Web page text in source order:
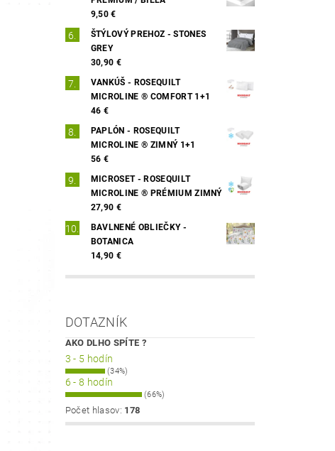
9,50 €
ŠTÝLOVÝ PREHOZ - STONES
GREY
30,90 €
VANKÚŠ - ROSEQUILT
MICROLINE ® COMFORT 1+1
46 €
PAPLÓN - ROSEQUILT
MICROLINE ® ZIMNÝ 1+1
56 €
MICROSET - ROSEQUILT
MICROLINE ® PRÉMIUM ZIMNÝ
27,90 €
BAVLNENÉ OBLIEČKY -
BOTANICA
14,90 €
DOTAZNÍK
AKO DLHO SPÍTE ?
3 - 5 hodín
(34%)
6 - 8 hodín
(66%)
Počet hlasov: 178